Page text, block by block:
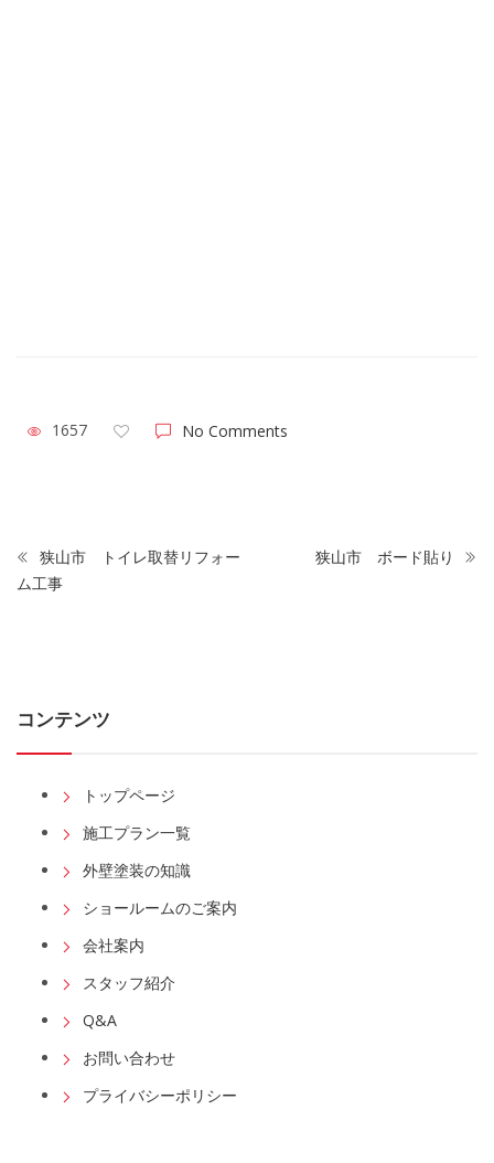
1657 No Comments
狭山市 トイレ取替リフォー
ム工事
狭山市 ボード貼り
コンテンツ
トップページ
施工プラン一覧
外壁塗装の知識
ショールームのご案内
会社案内
スタッフ紹介
Q&A
お問い合わせ
プライバシーポリシー